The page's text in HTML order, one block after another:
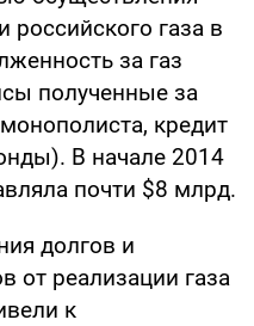
российского газа в
за газ
полученные за
кредит
В начале 2014
почти $8 млрд.
долгов и
от реализации газа
к